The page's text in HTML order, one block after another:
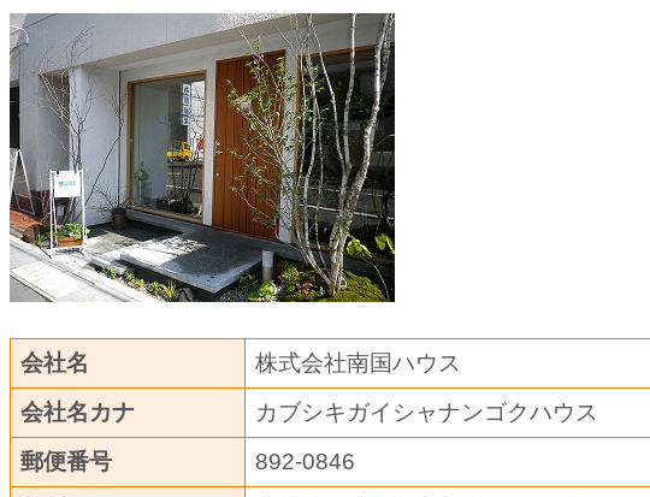
会社名
株式会社南国ハウス
会社名カナ
カブシキガイシャナンゴクハウス
郵便番号
892-0846